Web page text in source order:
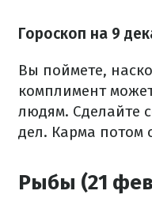
Гороскоп на 9
Вы поймете,
комплимент
людям. Сделайте
дел. Карма потом
Рыбы (21